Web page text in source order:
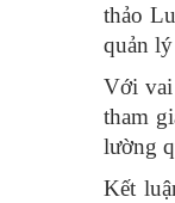
thảo
quản
Với
tham
lường
Kết